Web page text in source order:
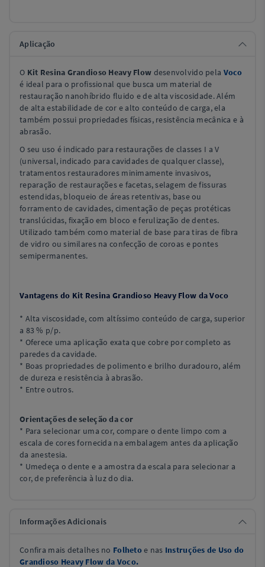
Aplicação
O Kit Resina Grandioso Heavy Flow desenvolvido pela Voco
é ideal para o profissional que busca um material de
restauração nanohíbrido fluido e de alta viscosidade. Além
de alta estabilidade de cor e alto conteúdo de carga, ela
também possui propriedades físicas, resistência mecânica e à
abrasão.
O seu uso é indicado para restaurações de classes I a V
(universal, indicado para cavidades de qualquer classe),
tratamentos restauradores minimamente invasivos,
reparação de restaurações e facetas, selagem de fissuras
estendidas, bloqueio de áreas retentivas, base ou
forramento de cavidades, cimentação de peças protéticas
translúcidas, fixação em bloco e ferulização de dentes.
Utilizado também como material de base para tiras de fibra
de vidro ou similares na confecção de coroas e pontes
semipermanentes.
Vantagens do Kit Resina Grandioso Heavy Flow da Voco
* Alta viscosidade, com altíssimo conteúdo de carga, superior
a 83 % p/p.
* Oferece uma aplicação exata que cobre por completo as
paredes da cavidade.
* Boas propriedades de polimento e brilho duradouro, além
de dureza e resistência à abrasão.
* Entre outros.
Orientações de seleção da cor
* Para selecionar uma cor, compare o dente limpo com a
escala de cores fornecida na embalagem antes da aplicação
da anestesia.
* Umedeça o dente e a amostra da escala para selecionar a
cor, de preferência à luz do dia.
Informações Adicionais
Confira mais detalhes no Folhetoe nas Instruções de Uso do
Grandioso Heavy Flow da Voco.